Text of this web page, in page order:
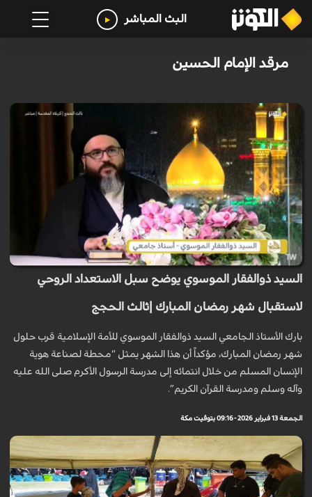
البث المباشر
مرقد الإمام الحسين
السيد ذوالفقار الموسوي يوضح سبل الاستعداد الروحي
لاستقبال شهر رمضان المبارك |ثالث الحجج
بارك الأستاذ الجامعي السيد ذوالفقار الموسوي للأمة الإسلامية قرب حلول
شهر رمضان المبارك، مؤكداً أن هذا الشهر يمثل “محطة لصناعة هوية
الإنسان المسلم من خلال انتمائه إلى مدرسة الرسول الأكرم صلى الله عليه
وآله وسلم ومدرسة القرآن الكريم”.
الجمعة 13 فبراير 2026 - 09:16 بتوقيت مكة